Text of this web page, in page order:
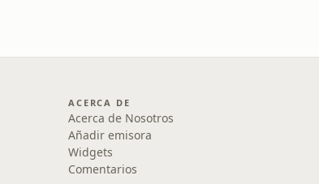
ACERCA DE
Acerca de Nosotros
Añadir emisora
Widgets
Comentarios